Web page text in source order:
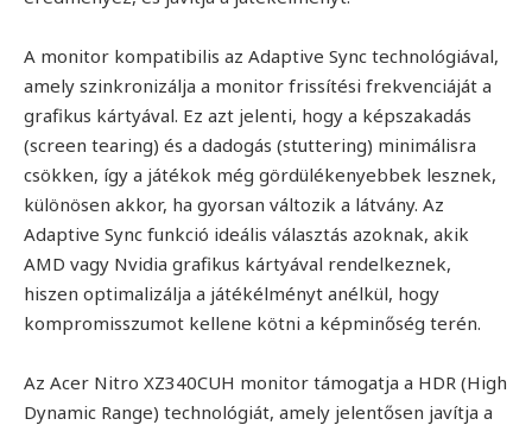
A monitor kompatibilis az Adaptive Sync technológiával,
amely szinkronizálja a monitor frissítési frekvenciáját a
grafikus kártyával. Ez azt jelenti, hogy a képszakadás
(screen tearing) és a dadogás (stuttering) minimálisra
csökken, így a játékok még gördülékenyebbek lesznek,
különösen akkor, ha gyorsan változik a látvány. Az
Adaptive Sync funkció ideális választás azoknak, akik
AMD vagy Nvidia grafikus kártyával rendelkeznek,
hiszen optimalizálja a játékélményt anélkül, hogy
kompromisszumot kellene kötni a képminőség terén.
Az Acer Nitro XZ340CUH monitor támogatja a HDR (High
Dynamic Range) technológiát, amely jelentősen javítja a